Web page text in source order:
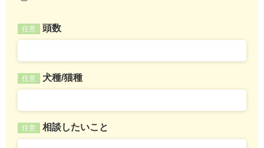
任意 頭数
任意 犬種/猫種
任意 相談したいこと